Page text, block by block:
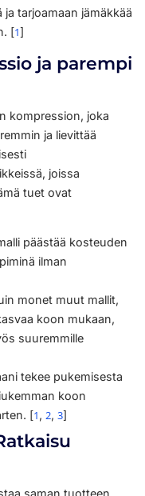
tarjoamaan jämäkkää
[1]
ja parempi
kompression, joka
ja lievittää
joissa
tuet ovat
päästää kosteuden
ilman
monet muut mallit,
koon mukaan,
suuremmille
tekee pukemisesta
koon
[1, 2, 3]